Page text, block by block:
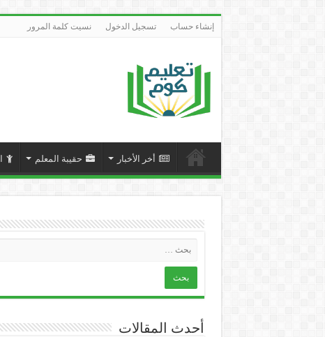
إنشاء حساب تسجيل الدخول نسيت كلمة المرور
أخر الأخبار حقيبة المعلم
أحدث المقالات